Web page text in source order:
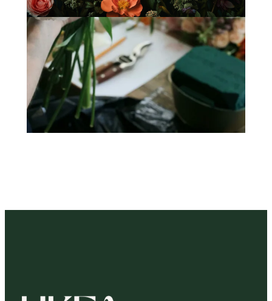
Categories
Flower Delivery(123)
HK Florist Directory(30)
Journal (7)